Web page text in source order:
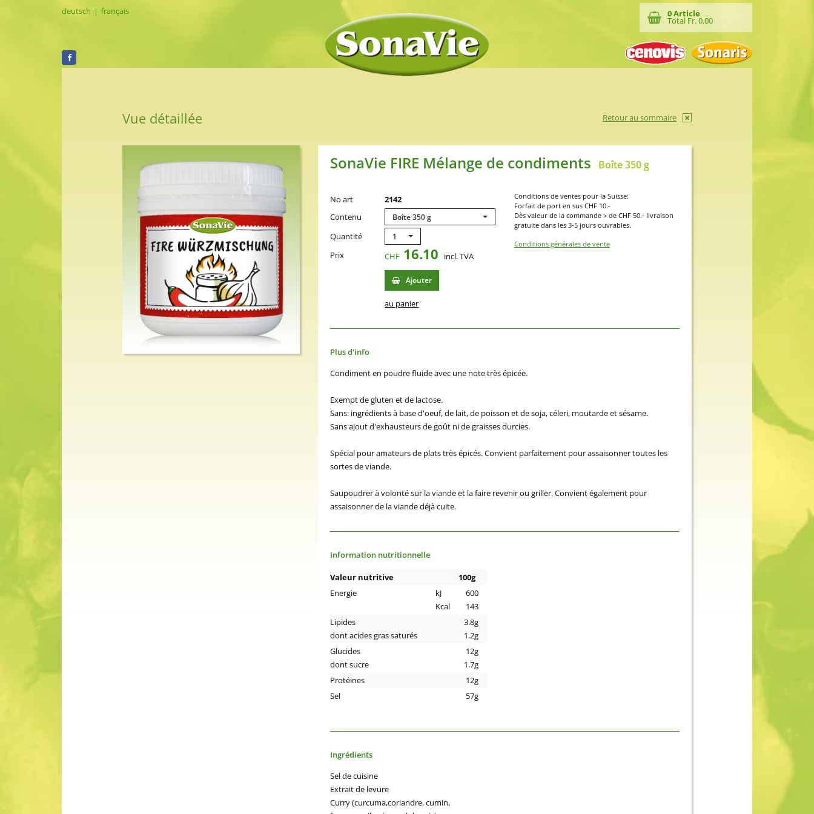
deutsch | français 0Article
Total Fr.0.00
Vue détaillée Retour au sommaire
SonaVie FIRE Mélange de condiments Boîte 350 g
No art
2142
Contenu
Boîte 350 g
Quantité 1
Prix CHF 16.10 incl. TVA
Ajouter
au panier
Conditions de ventes pour la Suisse:
Forfait de port en sus CHF 10.-
Dès valeur de la commande > de CHF 50.- livraison
gratuite dans les 3-5 jours ouvrables.
Conditions générales de vente
Plus d'info
Condiment en poudre fluide avec une note très épicée.
Exempt de gluten et de lactose.
Sans: ingrédients à base d'oeuf, de lait, de poisson et de soja, céleri, moutarde et sésame.
Sans ajout d'exhausteurs de goût ni de graisses durcies.
Spécial pour amateurs de plats très épicés. Convient parfaitement pour assaisonner toutes les
sortes de viande.
Saupoudrer à volonté sur la viande et la faire revenir ou griller. Convient également pour
assaisonner de la viande déjà cuite.
Information nutritionnelle
Valeur nutritive
100g
Energie
kJ
Kcal
600
143
Lipides
dont acides gras saturés
3.8g
1.2g
Glucides
dont sucre
12g
1.7g
Protéines
12g
Sel
57g
Ingrédients
Sel de cuisine
Extrait de levure
Curry (curcuma,coriandre, cumin,